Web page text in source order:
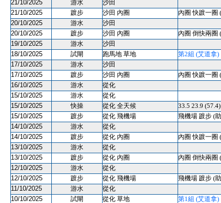
21/10/2025 游水
沙田
21/10/2025
踱步 沙田 內圈
內圈 快踱一圈
20/10/2025
游水
沙田
20/10/2025
踱步 沙田 內圈
內圈 倒快兩圈
19/10/2025
游水
沙田
18/10/2025
試閘 跑馬地 草地
第2組 (艾道拿)
17/10/2025
游水
沙田
17/10/2025
踱步 沙田 內圈
內圈 快踱一圈
16/10/2025
游水
從化
15/10/2025
游水
從化
15/10/2025
快操 從化 全天候
33.5 23.9
15/10/2025
踱步 從化 飛機場
飛機場 踱步 (
14/10/2025
游水
從化
14/10/2025
踱步 從化 內圈
內圈 快踱一圈
13/10/2025
游水
從化
13/10/2025
踱步 從化 內圈
內圈 倒快兩圈
12/10/2025
游水
從化
12/10/2025
踱步 從化 飛機場
飛機場 踱步 (
11/10/2025
游水
從化
10/10/2025
試閘 從化 草地
第1組 (艾道拿)